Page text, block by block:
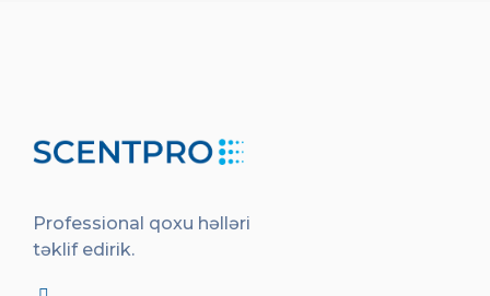
Professional qoxu həlləri
təklif edirik.